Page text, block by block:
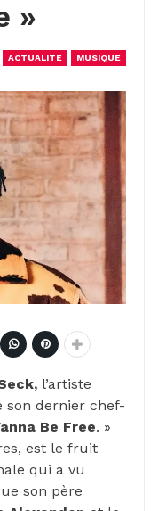
»
ACTUALITÉ MUSIQUE
l’artiste
son dernier chef-
Be Free. »
est le fruit
qui a vu
son père